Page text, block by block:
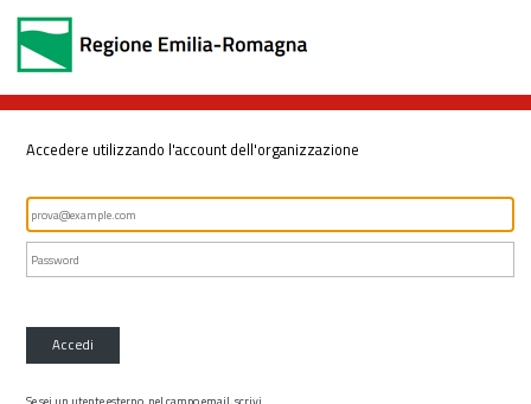
Accedere utilizzando l'account dell'organizzazione
Accedi
Se sei un utente esterno, nel campo email, scrivi